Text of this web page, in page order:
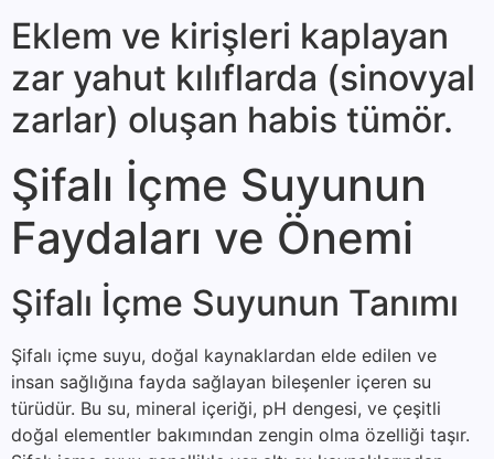
Eklem ve kiriş­leri kaplayan
zar yahut kı­lıflarda (sinovyal
zarlar) oluşan habis tümör.
Şifalı İçme Suyunun
Faydaları ve Önemi
Şifalı İçme Suyunun Tanımı
Şifalı içme suyu, doğal kaynaklardan elde edilen ve
insan sağlığına fayda sağlayan bileşenler içeren su
türüdür. Bu su, mineral içeriği, pH dengesi, ve çeşitli
doğal elementler bakımından zengin olma özelliği taşır.